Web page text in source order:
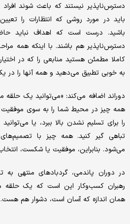
دسترس‌ناپذیر نیستند که باعث شوند
باید در مورد روشی که انتظارات را
باشید. درست است که اهداف نباید
دسترس‌ناپذیر هم باشند. با اینکه همه
کاملا مطمئن هستید منابعی را که در
به خوبی تطبیق می‌دهید و همه آنها را در
دوراند اضافه می‌کند: «می‌توانید یک
همه چیز در محیط شما را به سوی موفقیت
را برای تسلیم نشدن بالا ببرد، یا
تباهی گیر کنید. همه چیز با
می‌شود. بنابراین، موفقیت یا شکست،
در دوران پاندمی، گردبادهای منتهی
رهبران کسب‌وکار این است که یک حلقه
همان اندازه که آسان است، دشوار هم هست.